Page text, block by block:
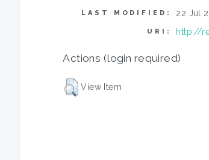
LAST MODIFIED: 22 Jul
URI: http://
Actions (login required)
View Item